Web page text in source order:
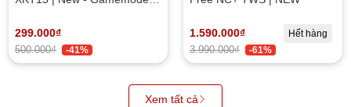
5.3
299.000₫
500.000₫ -41%
1.590.000₫
3.990.000₫ -61%
Hết hàng
Xem tất cả